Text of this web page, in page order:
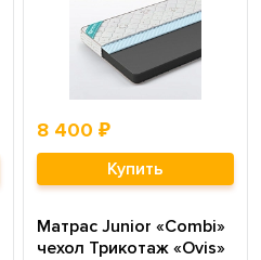
8 400 ₽
Купить
Матрас Junior «Combi»
чехол Трикотаж «Ovis»